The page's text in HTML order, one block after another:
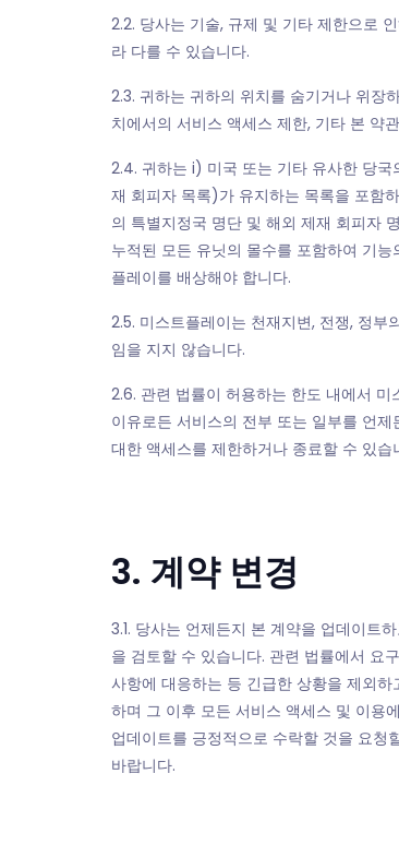
2.2. 당사는 기술, 규제 및 기타 제한으로
라 다를 수 있습니다.
2.3. 귀하는 귀하의 위치를 숨기거나 위장
치에서의 서비스 액세스 제한, 기타 본 약
2.4. 귀하는 i) 미국 또는 기타 유사한 당
재 회피자 목록)가 유지하는 목록을 포함
의 특별지정국 명단 및 해외 제재 회피자
누적된 모든 유닛의 몰수를 포함하여 기
플레이를 배상해야 합니다.
2.5. 미스트플레이는 천재지변, 전쟁, 정
임을 지지 않습니다.
2.6. 관련 법률이 허용하는 한도 내에서
이유로든 서비스의 전부 또는 일부를 언
대한 액세스를 제한하거나 종료할 수 있
3. 계약 변경
3.1. 당사는 언제든지 본 계약을 업데이트
을 검토할 수 있습니다. 관련 법률에서 요
사항에 대응하는 등 긴급한 상황을 제외
하며 그 이후 모든 서비스 액세스 및 이용
업데이트를 긍정적으로 수락할 것을 요청
바랍니다.